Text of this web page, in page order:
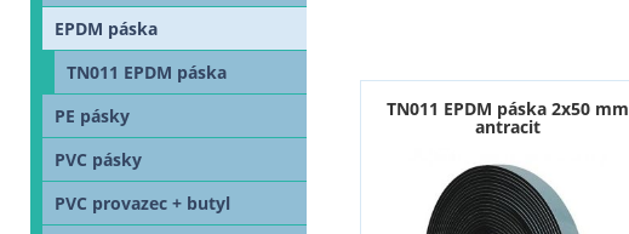
TN011 EPDM páska 2x50 mm
antracit
EPDM páska
TN011 EPDM páska
PE pásky
PVC pásky
PVC provazec + butyl